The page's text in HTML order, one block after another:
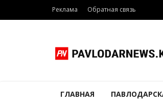
Реклама Обратная связь
ГЛАВНАЯ